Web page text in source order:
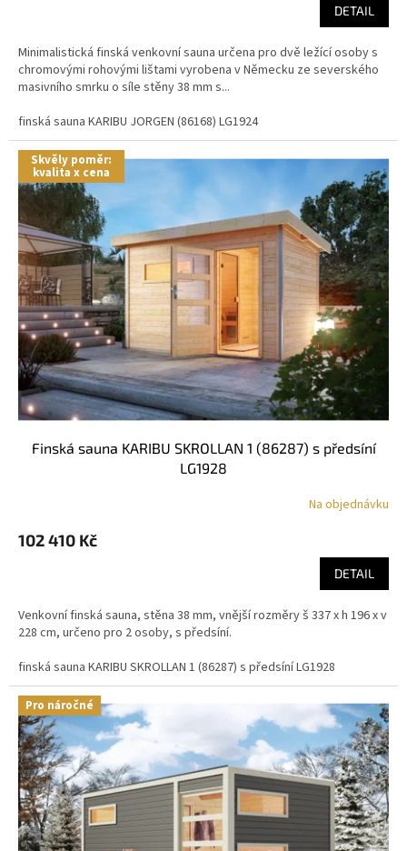
DETAIL
Minimalistická finská venkovní sauna určena pro dvě ležící osoby s
chromovými rohovými lištami vyrobena v Německu ze severského
masivního smrku o síle stěny 38 mm s...
finská sauna KARIBU JORGEN (86168) LG1924
Skvěly poměr:
kvalita x cena
finská sauna KARIBU SKROLLAN 1 (86287) s předsíní
LG1928
Na objednávku
102 410 Kč
DETAIL
Venkovní finská sauna, stěna 38 mm, vnější rozměry š 337 x h 196 x v
228 cm, určeno pro 2 osoby, s předsíní.
finská sauna KARIBU SKROLLAN 1 (86287) s předsíní LG1928
Pro náročné